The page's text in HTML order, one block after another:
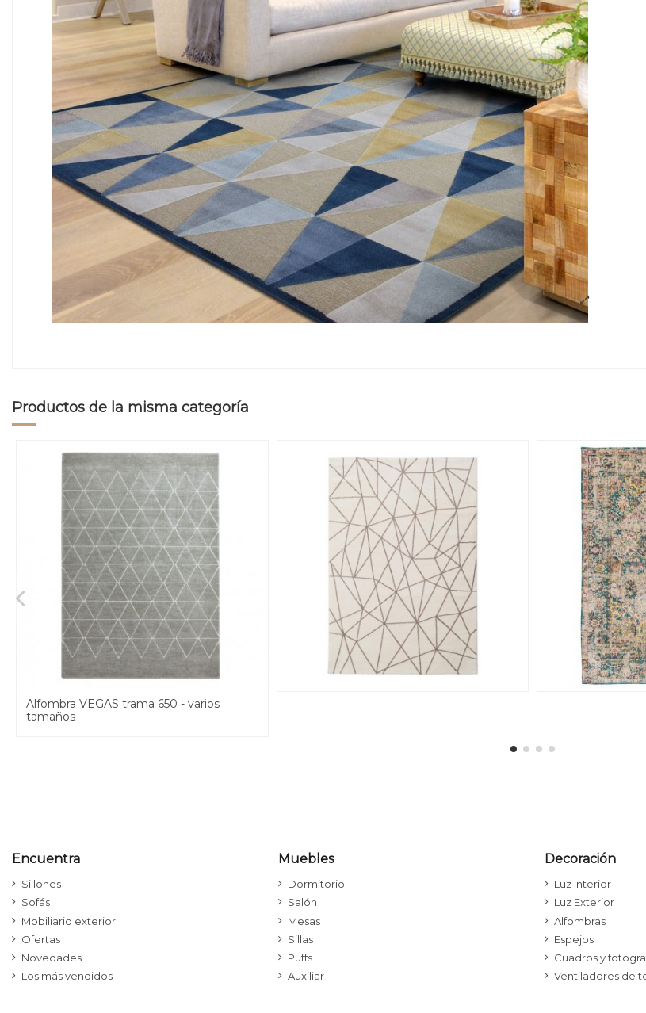
Productos de la misma categoría
Alfombra VEGAS trama 650 - varios
tamaños
Encuentra
Sillones
Sofás
Mobiliario exterior
Ofertas
Novedades
Los más vendidos
Muebles
Dormitorio
Salón
Mesas
Sillas
Puffs
Auxiliar
Decoración
Luz Interior
Luz Exterior
Alfombras
Espejos
Cuadros y
Ventiladores de